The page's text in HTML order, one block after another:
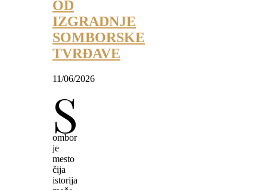
OD
IZGRADNJE
SOMBORSKE
TVRĐAVE
11/06/2026
S
ombor
je
mesto
čija
istorija